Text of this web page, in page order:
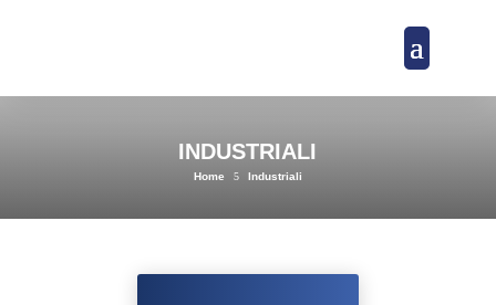
INDUSTRIALI
Home 5 Industriali